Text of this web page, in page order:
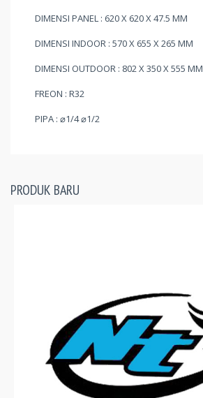
DIMENSI PANEL : 620 X 620 X 47.5 MM
DIMENSI INDOOR : 570 X 655 X 265 MM
DIMENSI OUTDOOR : 802 X 350 X 555 MM
FREON : R32
PIPA : ⌀1/4 ⌀1/2
PRODUK BARU